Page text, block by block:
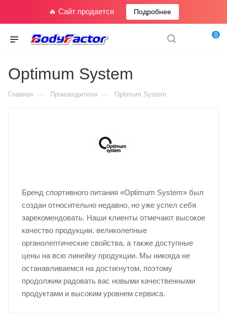
🔥 Сайт продается Подробнее
0
Optimum System
Главная — Производители — Optimum System
Бренд спортивного питания «Optimum System» был
создан относительно недавно, но уже успел себя
зарекомендовать. Наши клиенты отмечают высокое
качество продукции, великолепные
органолептические свойства, а также доступные
цены на всю линейку продукции. Мы никогда не
останавливаемся на достигнутом, поэтому
продолжим радовать вас новыми качественными
продуктами и высоким уровнем сервиса.